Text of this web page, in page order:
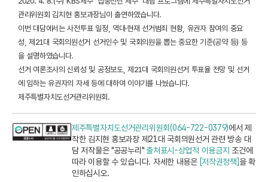
관리위원회 김지현 홍보과장님이 출연하였습니다.
이번 대담에서는 사전투표 일정, 역대·현재 선거범죄 현황, 유권자 참여의 중요
성, 제21대 국회의원선거 선거인수 및 국회의원을 뽑는 중요한 기준(공약 등) 등
을 설명하였습니다.
선거 여론조사의 신뢰성 및 공정보도, 제21대 국회의원선거 투표율 전망 및 선거
에 임하는 유권자의 자세 등에 대하여 이야기를 나눴습니다.
제주특별자치도선거관리위원회.
제주특별자치도선거관리위원회(064-722-0379)에서 제
작한 김지현 홍보과장 제21대 국회의원선거 관련 방송 대
담 저작물은 "공공누리" 출처표시-상업적 이용금지 조건에
따라 이용할 수 있습니다. 자세한 내용은 [저작권정책]을 확
인하십시오.